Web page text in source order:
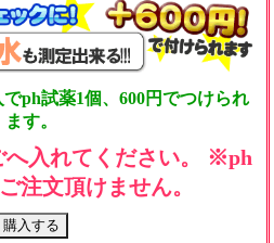
ph試薬1個、600円でつけられ
ます。
入れてください。 ※ph
注文頂けません。